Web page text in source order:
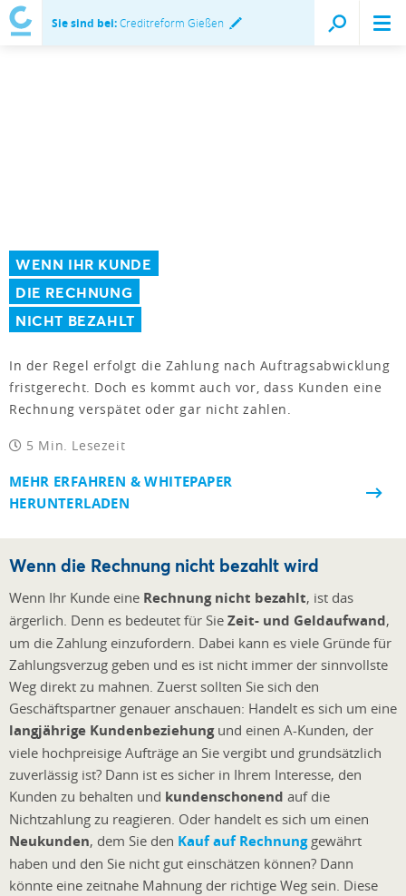
Sie sind bei:Creditreform Gießen
WENN IHR KUNDE
DIE RECHNUNG
NICHT BEZAHLT
In der Regel erfolgt die Zahlung nach Auftragsabwicklung
fristgerecht. Doch es kommt auch vor, dass Kunden eine
Rechnung verspätet oder gar nicht zahlen.
5 Min. Lesezeit
MEHR ERFAHREN & WHITEPAPER
HERUNTERLADEN
Wenn die Rechnung nicht bezahlt wird
Wenn Ihr Kunde eine Rechnung nicht bezahlt, ist das
ärgerlich. Denn es bedeutet für Sie Zeit- und Geldaufwand,
um die Zahlung einzufordern. Dabei kann es viele Gründe für
Zahlungsverzug geben und es ist nicht immer der sinnvollste
Weg direkt zu mahnen. Zuerst sollten Sie sich den
Geschäftspartner genauer anschauen: Handelt es sich um eine
langjährige Kundenbeziehungund einen A-Kunden, der
viele hochpreisige Aufträge an Sie vergibt und grundsätzlich
zuverlässig ist? Dann ist es sicher in Ihrem Interesse, den
Kunden zu behalten und kundenschonend auf die
Nichtzahlung zu reagieren. Oder handelt es sich um einen
Neukunden, dem Sie den Kauf auf Rechnunggewährt
haben und den Sie nicht gut einschätzen können? Dann
könnte eine zeitnahe Mahnung der richtige Weg sein. Diese